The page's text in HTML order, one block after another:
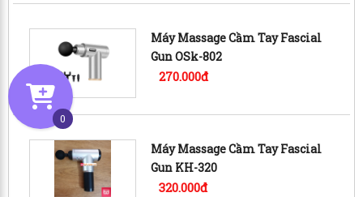
Máy Massage Cầm Tay Fascial
Gun OSk-802
270.000đ
Máy Massage Cầm Tay Fascial
Gun KH-320
320.000đ
0